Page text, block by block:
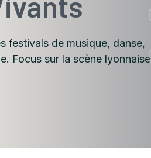
festivals de musique, danse,
Focus sur la scène lyonnaise